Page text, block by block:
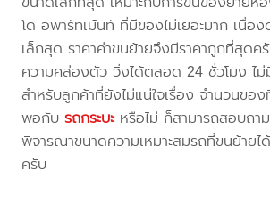
โด อพาร์ทเม้นท์ ที่มีของไม่เยอะมาก เนื่อ
เล็กสุด ราคาค่าขนย้ายจึงมีราคาถูกที่สุด
ความคล่องตัว วิ่งได้ตลอด 24 ชั่วโมง ไ
สำหรับลูกค้าที่ยังไม่แน่ใจเรื่อง จำนวนขอ
พอกับรถกระบะ หรือไม่ ก็สามารถสอบถา
พิจารณาขนาดความเหมาะสมรถที่ขนย้าย
ครับ